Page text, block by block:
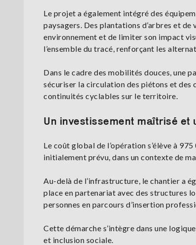
Le projet a également intégré des
paysagers. Des plantations d’arbres et
environnement et de limiter son impact
l’ensemble du tracé, renforçant les
Dans le cadre des mobilités douces, une
sécuriser la circulation des piétons et des
continuités cyclables sur le territoire.
Un investissement maîtrisé et
Le coût global de l’opération s’élève à
initialement prévu, dans un contexte de
Au-delà de l’infrastructure, le chantier a
place en partenariat avec des structures
personnes en parcours d’insertion
Cette démarche s’intègre dans une
et inclusion sociale.